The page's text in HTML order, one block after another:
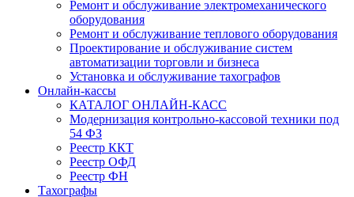
Ремонт и обслуживание электромеханического
оборудования
Ремонт и обслуживание теплового оборудования
Проектирование и обслуживание систем
автоматизации торговли и бизнеса
Установка и обслуживание тахографов
Онлайн-кассы
КАТАЛОГ ОНЛАЙН-КАСС
Модернизация контрольно-кассовой техники под
54 ФЗ
Реестр ККТ
Реестр ОФД
Реестр ФН
Тахографы